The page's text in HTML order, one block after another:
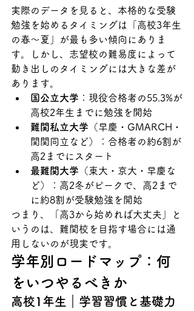
実際のデータを見ると、本格的な受験
勉強を始めるタイミングは「高校3年生
の春〜夏」が最も多い傾向にありま
す。しかし、志望校の難易度によって
動き出しのタイミングには大きな差が
あります。
国公立大学 ：現役合格者の55.3%が
高校2年生までに勉強を開始
難関私立大学 （早慶・GMARCH・
関関同立など）：合格者の約6割が
高2までにスタート
最難関大学 （東大・京大・早慶な
ど）：高2冬がピークで、高2まで
に約8割が受験勉強を開始
つまり、「高3から始めれば大丈夫」と
いうのは、難関校を目指す場合には通
用しないのが現実です。
学年別ロードマップ：何
をいつやるべきか
高校1年生｜学習習慣と基礎力